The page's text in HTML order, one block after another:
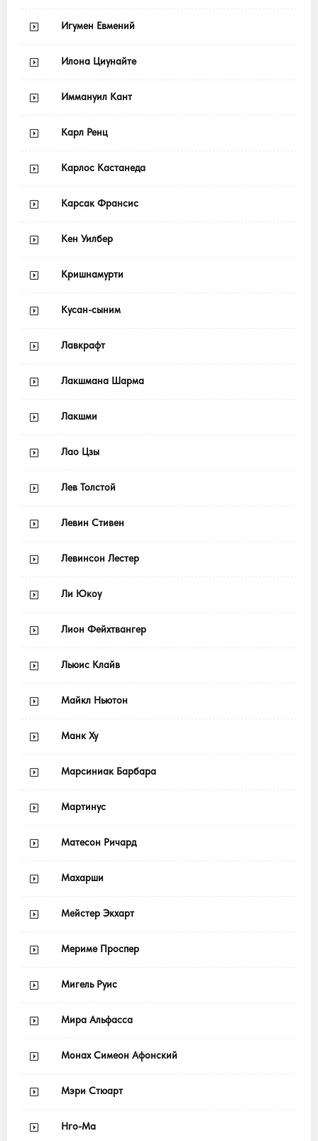
Игумен Евмений
Илона Циунайте
Иммануил Кант
Карл Ренц
Карлос Кастанеда
Карсак Франсис
Кен Уилбер
Кришнамурти
Кусан-сыним
Лавкрафт
Лакшмана Шарма
Лакшми
Лао Цзы
Лев Толстой
Левин Стивен
Левинсон Лестер
Ли Юкоу
Лион Фейхтвангер
Льюис Клайв
Майкл Ньютон
Манк Ху
Марсиниак Барбара
Мартинус
Матесон Ричард
Махарши
Мейстер Экхарт
Мериме Проспер
Мигель Руис
Мира Альфасса
Монах Симеон Афонский
Мэри Стюарт
Нго-Ма